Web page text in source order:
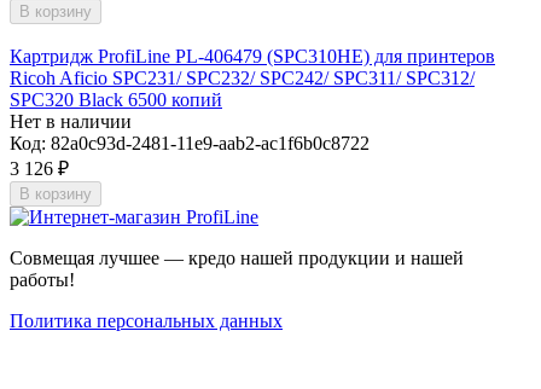
В корзину
Картридж ProfiLine PL-406479 (SPC310HE) для принтеров
Ricoh Aficio SPC231/ SPC232/ SPC242/ SPC311/ SPC312/
SPC320 Black 6500 копий
Нет в наличии
Код: 82a0c93d-2481-11e9-aab2-ac1f6b0c8722
3 126 ₽
В корзину
Совмещая лучшее — кредо нашей продукции и нашей
работы!
Политика персональных данных